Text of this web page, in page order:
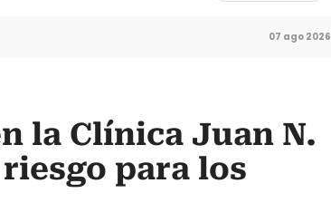
07 ago 2026
la Clínica Juan N.
para los